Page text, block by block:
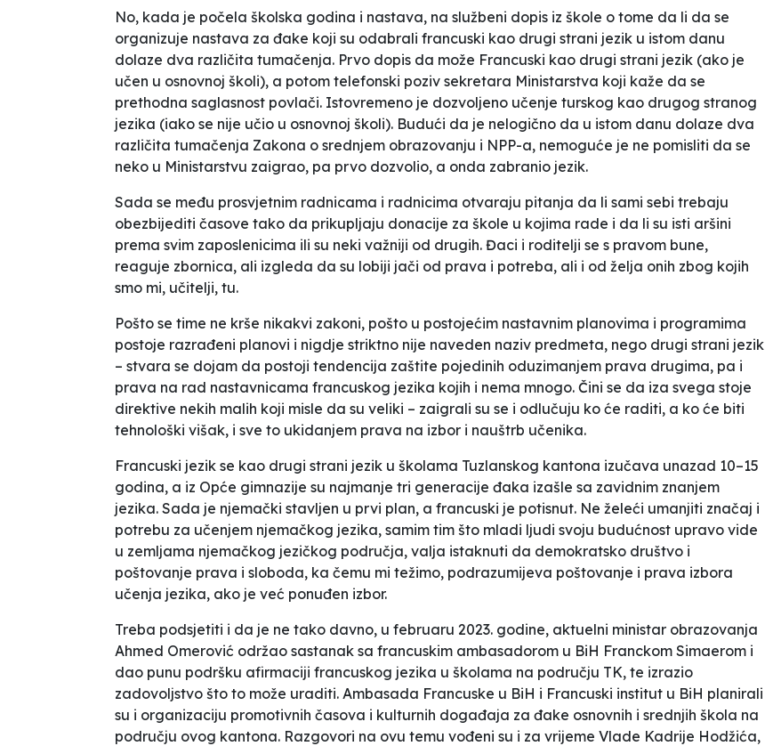
No, kada je počela školska godina i nastava, na službeni dopis iz škole o tome da li da se
organizuje nastava za đake koji su odabrali francuski kao drugi strani jezik u istom danu
dolaze dva različita tumačenja. Prvo dopis da može Francuski kao drugi strani jezik (ako je
učen u osnovnoj školi), a potom telefonski poziv sekretara Ministarstva koji kaže da se
prethodna saglasnost povlači. Istovremeno je dozvoljeno učenje turskog kao drugog stranog
jezika (iako se nije učio u osnovnoj školi). Budući da je nelogično da u istom danu dolaze dva
različita tumačenja Zakona o srednjem obrazovanju i NPP-a, nemoguće je ne pomisliti da se
neko u Ministarstvu zaigrao, pa prvo dozvolio, a onda zabranio jezik.
Sada se među prosvjetnim radnicama i radnicima otvaraju pitanja da li sami sebi trebaju
obezbijediti časove tako da prikupljaju donacije za škole u kojima rade i da li su isti aršini
prema svim zaposlenicima ili su neki važniji od drugih. Đaci i roditelji se s pravom bune,
reaguje zbornica, ali izgleda da su lobiji jači od prava i potreba, ali i od želja onih zbog kojih
smo mi, učitelji, tu.
Pošto se time ne krše nikakvi zakoni, pošto u postojećim nastavnim planovima i programima
postoje razrađeni planovi i nigdje striktno nije naveden naziv predmeta, nego drugi strani jezik
– stvara se dojam da postoji tendencija zaštite pojedinih oduzimanjem prava drugima, pa i
prava na rad nastavnicama francuskog jezika kojih i nema mnogo. Čini se da iza svega stoje
direktive nekih malih koji misle da su veliki – zaigrali su se i odlučuju ko će raditi, a ko će biti
tehnološki višak, i sve to ukidanjem prava na izbor i nauštrb učenika.
Francuski jezik se kao drugi strani jezik u školama Tuzlanskog kantona izučava unazad 10–15
godina, a iz Opće gimnazije su najmanje tri generacije đaka izašle sa zavidnim znanjem
jezika. Sada je njemački stavljen u prvi plan, a francuski je potisnut. Ne želeći umanjiti značaj i
potrebu za učenjem njemačkog jezika, samim tim što mladi ljudi svoju budućnost upravo vide
u zemljama njemačkog jezičkog područja, valja istaknuti da demokratsko društvo i
poštovanje prava i sloboda, ka čemu mi težimo, podrazumijeva poštovanje i prava izbora
učenja jezika, ako je već ponuđen izbor.
Treba podsjetiti i da je ne tako davno, u februaru 2023. godine, aktuelni ministar obrazovanja
Ahmed Omerović održao sastanak sa francuskim ambasadorom u BiH Franckom Simaerom i
dao punu podršku afirmaciji francuskog jezika u školama na području TK, te izrazio
zadovoljstvo što to može uraditi. Ambasada Francuske u BiH i Francuski institut u BiH planirali
su i organizaciju promotivnih časova i kulturnih događaja za đake osnovnih i srednjih škola na
području ovog kantona. Razgovori na ovu temu vođeni su i za vrijeme Vlade Kadrije Hodžića,